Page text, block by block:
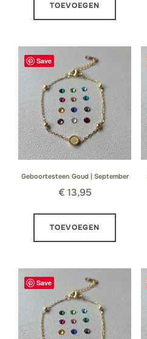
TOEVOEGEN
Save
Geboortesteen Goud | September
€ 13,95
TOEVOEGEN
Save